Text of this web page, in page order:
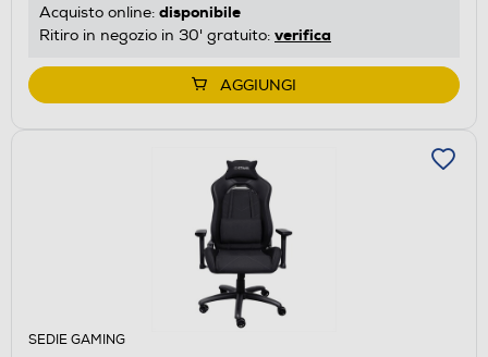
Acquisto online: disponibile
Ritiro in negozio in 30' gratuito: verifica
AGGIUNGI
SEDIE GAMING